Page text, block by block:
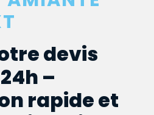
devis
–
rapide et